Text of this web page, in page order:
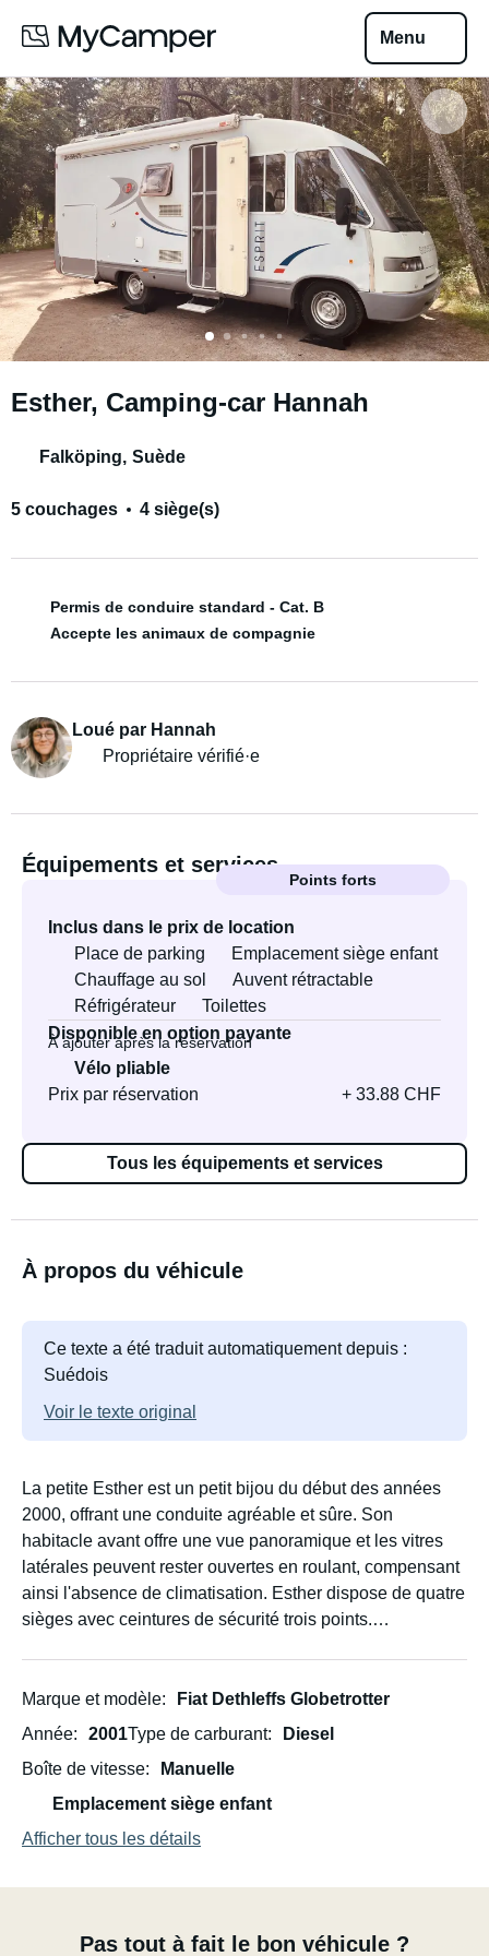
Menu
Esther, Camping-car Hannah
Falköping, Suède
5 couchages 4 siège(s)
Permis de conduire standard - Cat. B
Accepte les animaux de compagnie
Loué par Hannah
Propriétaire vérifié·e
Équipements et services
Points forts
Inclus dans le prix de location
Place de parking
Emplacement siège enfant
Chauffage au sol
Auvent rétractable
Réfrigérateur
Toilettes
Disponible en option payante
À ajouter après la réservation
Vélo pliable
Prix par réservation
+ 33.88 CHF
Tous les équipements et services
À propos du véhicule
Ce texte a été traduit automatiquement depuis :
Suédois
Voir le texte original
La petite Esther est un petit bijou du début des années
2000, offrant une conduite agréable et sûre. Son
habitacle avant offre une vue panoramique et les vitres
latérales peuvent rester ouvertes en roulant, compensant
ainsi l'absence de climatisation. Esther dispose de quatre
sièges avec ceintures de sécurité trois points.
lit haut, accueillent aussi bien les enfants que les adultes.
À l'avant, un lit escamotable peut accueillir deux adultes
chaque couchage. De plus, une dînette rabattable est
présente ; si un adulte de plus de 1,60 m peut s'y sentir à
l'étroit, elle est idéale pour les enfants.
sièges. Veillez simplement à ce que ses pattes soient
Marque et modèle
Fiat Dethleffs Globetrotter
Année
2001Type de carburant
Diesel
Boîte de vitesse
Manuelle
Emplacement siège enfant
Afficher tous les détails
Pas tout à fait le bon véhicule ?